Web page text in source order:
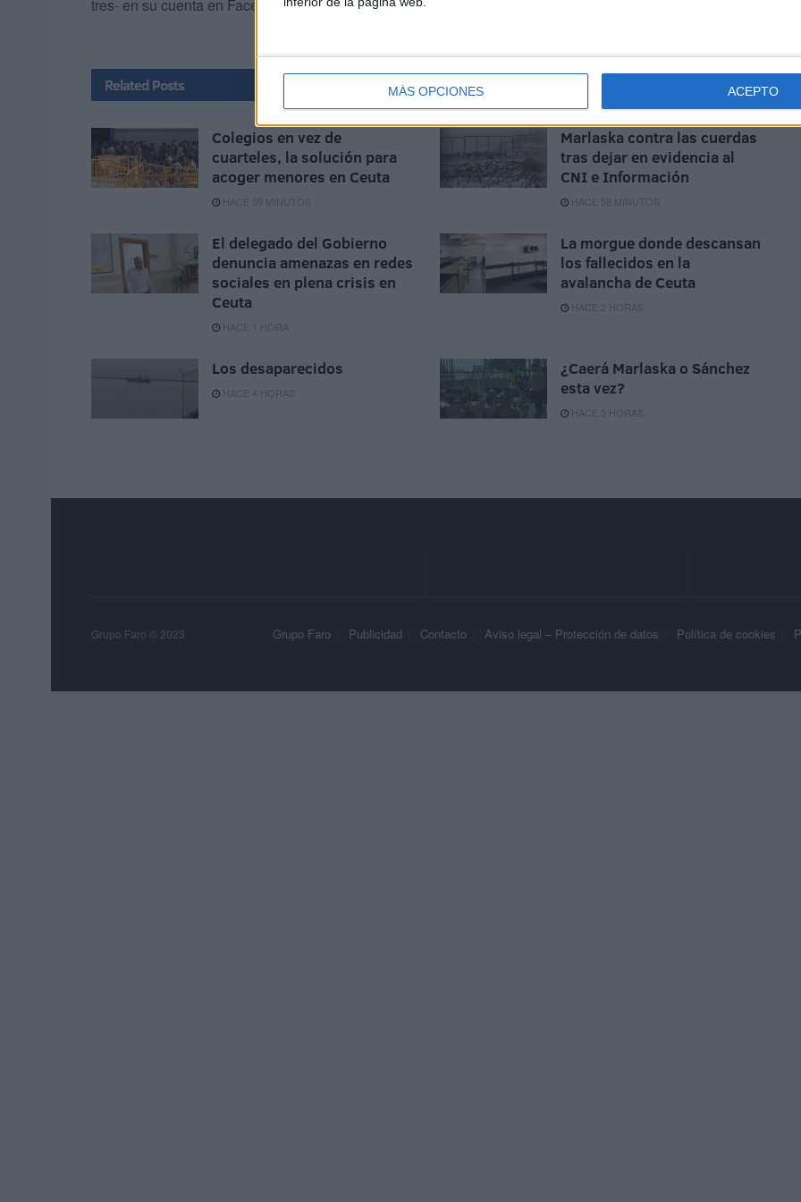
MÁS OPCIONES ACEPTO
tres- en su cuenta en Facebook.
Related Posts
Colegios en vez de
cuarteles, la solución para
acoger menores en Ceuta
HACE 39 MINUTOS
Marlaska contra las cuerdas
tras dejar en evidencia al
CNI e Información
HACE 58 MINUTOS
El delegado del Gobierno
denuncia amenazas en redes
sociales en plena crisis en
Ceuta
HACE 1 HORA
La morgue donde descansan
los fallecidos en la
avalancha de Ceuta
HACE 2 HORAS
Los desaparecidos
HACE 4 HORAS
¿Caerá Marlaska o Sánchez
esta vez?
HACE 5 HORAS
Grupo Faro Publicidad Contacto Aviso legal – Protección de datos Política de cookies
Grupo Faro © 2023